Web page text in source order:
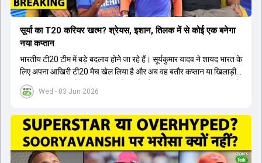
Wed - 03 Jun 2026
सूर्या का T20 करियर खत्म? श्रेयस, इशान, तिलक में से कोई एक बनेगा
नया कप्तान
भारतीय टी20 टीम में बड़े बदलाव होने जा रहे हैं। सूर्यकुमार यादव ने शायद भारत के
लिए अपना आखिरी टी20 मैच खेल लिया है और अब वह बतौर कप्तान या खिलाड़ी
टीम का हिस्सा नहीं होंगे। आयरलैंड और इंग्लैंड के खिलाफ आगामी टी20 सीरीज के
लिए नए कप्तान की तलाश जारी है। इस रेस में श्रेयस अय्यर सबसे आगे चल रहे
पटेल इस रेस में काफी पीछे हैं, जबकि संजू सैमसन और रजत पाटीदार कप्तानी की
दौड़ से बाहर हैं। आगामी सीरीज के लिए वैभव सूर्यवंशी को तीसरे ओपनर के तौर पर
टीम में शामिल किया जाएगा, जबकि अभिषेक शर्मा और संजू सैमसन पहली पसंद
होंगे। इसके अलावा नीतीश रेड्डी को बतौर ऑलराउंडर ज्यादा मौके मिलेंगे। अजीत